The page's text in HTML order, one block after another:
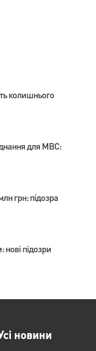
колишнього
для МВС:
грн: підозра
підозри
новини